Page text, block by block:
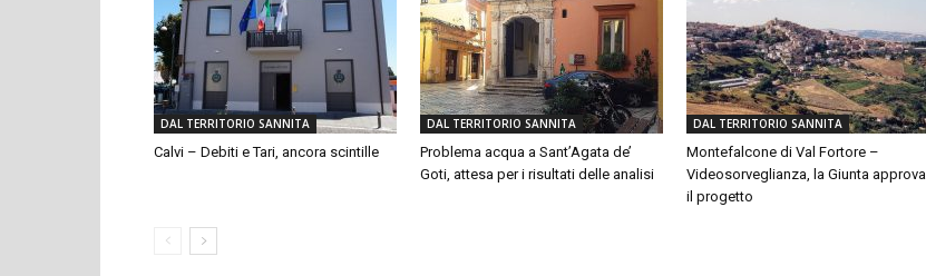
DAL TERRITORIO SANNITA
Calvi – Debiti e Tari, ancora scintille
DAL TERRITORIO SANNITA
Problema acqua a Sant’Agata de’
Goti, attesa per i risultati delle analisi
DAL TERRITORIO SANNITA
Montefalcone di Val Fortore –
Videosorveglianza, la Giunta approva
il progetto